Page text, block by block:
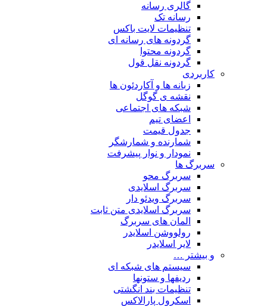
گالری رسانه
رسانه تک
تنظیمات لایت باکس
گردونه های رسانه ای
گردونه محتوا
گردونه نقل قول
کاربردی
زبانه ها و آکاردئون ها
نقشه ی گوگل
شبکه های اجتماعی
اعضای تیم
جدول قیمت
شمارنده و شمارشگر
نمودار و نوار پیشرفت
سربرگ ها
سربرگ محو
سربرگ اسلایدی
سربرگ ویدئو دار
سربرگ اسلایدی متن ثابت
المان های سربرگ
رولووشن اسلایدر
لایر اسلایدر
و بیشتر …
سیستم های شبکه ای
ردیفها و ستونها
تنظیمات بند انگشتی
اسکرول پارالاکس